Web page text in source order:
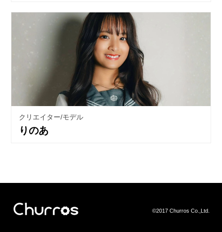
クリエイター/モデル
りのあ
©2017 Churros Co.,Ltd.